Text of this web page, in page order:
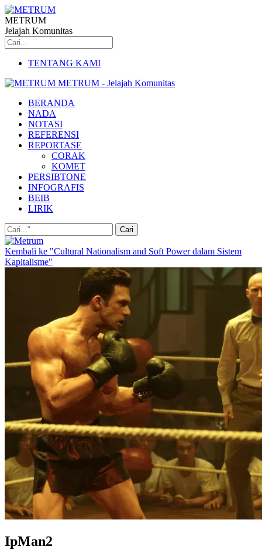
METRUM
Jelajah Komunitas
TENTANG KAMI
METRUM - Jelajah Komunitas
BERANDA
NADA
NOTASI
REFERENSI
REPORTASE
CORAK
KOMET
PERSIBTONE
INFOGRAFIS
BEIB
LIRIK
Kembali ke "Cultural Nationalism and Soft Power dalam Sistem
Kapitalisme"
IpMan2